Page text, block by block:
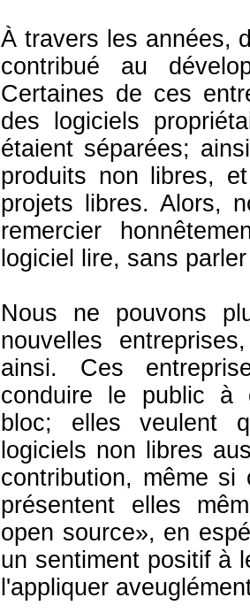
À travers les années,
contribué au
Certaines de ces
des logiciels
étaient séparées;
produits non libres,
projets libres. Alors,
remercier
logiciel lire, sans
Nous ne pouvons
nouvelles
ainsi. Ces
conduire le public à
bloc; elles veulent
logiciels non libres
contribution, même
présentent elles
open source», en
un sentiment positif à
l'appliquer